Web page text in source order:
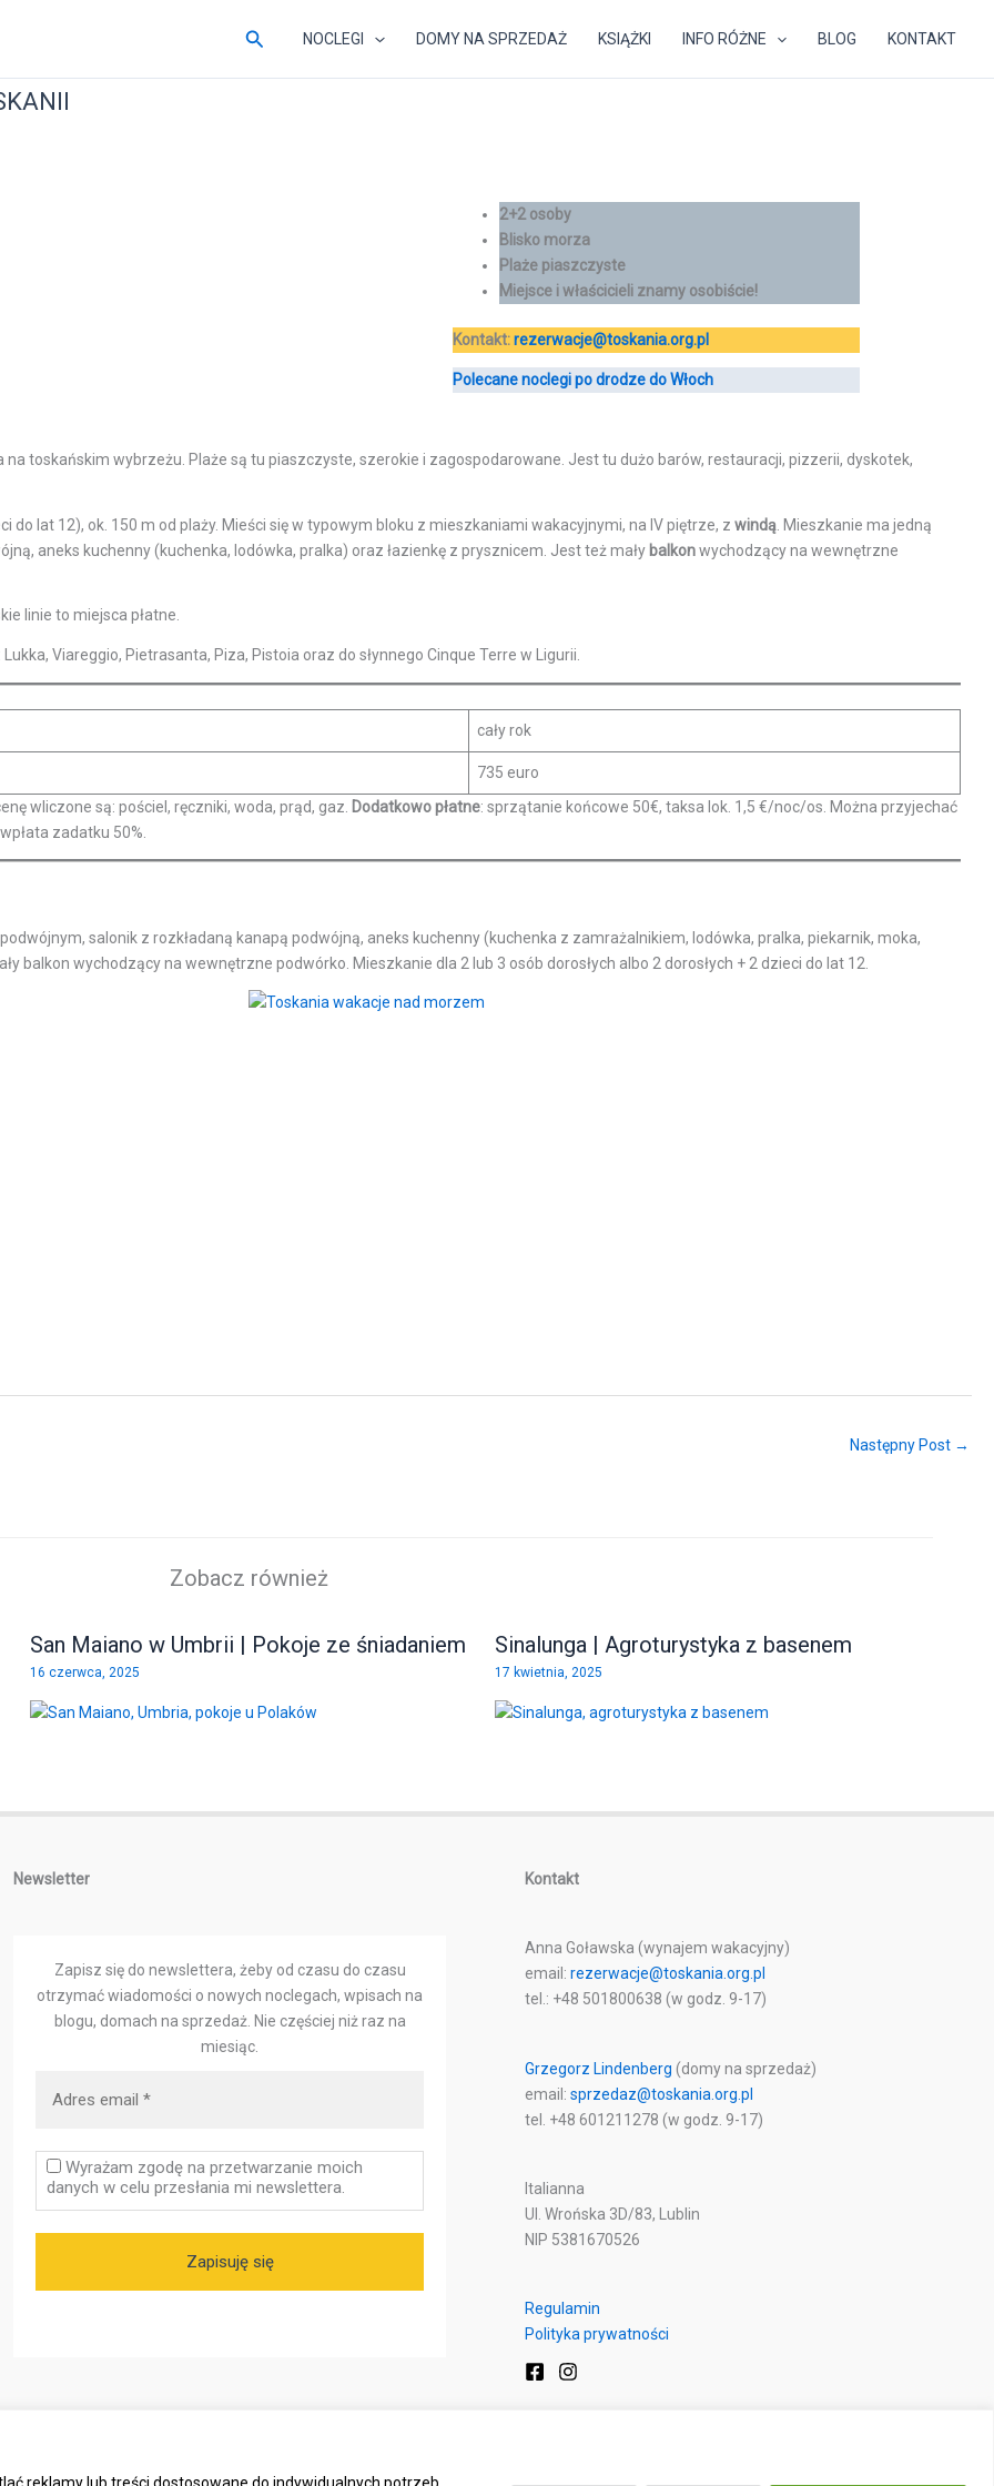
reklamy lub treści dostosowane do indywidualnych potrzeb
SzukajNOCLEGI DOMY NA SPRZEDAŻ KSIĄŻKI INFO RÓŻNE BLOG KONTAKT
2+2 osoby
Blisko morza
Plaże piaszczyste
Miejsce i właścicieli znamy osobiście!
Kontakt:rezerwacje@toskania.org.pl
Polecane noclegi po drodze do Włoch
toskańskim wybrzeżu. Plaże są tu piaszczyste, szerokie i zagospodarowane. Jest tu dużo barów, restauracji, pizzerii, dyskotek,
do lat 12), ok. 150 m od plaży. Mieści się w typowym bloku z mieszkaniami wakacyjnymi, na IV piętrze, z windą . Mieszkanie ma jedną
aneks kuchenny (kuchenka, lodówka, pralka) oraz łazienkę z prysznicem. Jest też mały balkonwychodzący na wewnętrzne
linie to miejsca płatne.
Viareggio, Pietrasanta, Piza, Pistoia oraz do słynnego Cinque Terre w Ligurii.
cały rok
735 euro
wliczone są: pościel, ręczniki, woda, prąd, gaz. Dodatkowo płatne: sprzątanie końcowe 50€, taksa lok. 1,5 €/noc/os. Można przyjechać
zadatku 50%.
salonik z rozkładaną kanapą podwójną, aneks kuchenny (kuchenka z zamrażalnikiem, lodówka, pralka, piekarnik, moka,
balkon wychodzący na wewnętrzne podwórko. Mieszkanie dla 2 lub 3 osób dorosłych albo 2 dorosłych + 2 dzieci do lat 12.
Następny Post →
Zobacz również
San Maiano w Umbrii | Pokoje ze śniadaniem
16 czerwca, 2025
Sinalunga | Agroturystyka z basenem
17 kwietnia, 2025
Newsletter
Zapisz się do newslettera, żeby od czasu do czasu
otrzymać wiadomości o nowych noclegach, wpisach na
blogu, domach na sprzedaż. Nie częściej niż raz na
miesiąc.
Wyrażam zgodę na przetwarzanie moich
danych w celu przesłania mi newslettera.
Kontakt
Anna Goławska (wynajem wakacyjny)
email: rezerwacje@toskania.org.pl
tel.: +48 501800638 (w godz. 9-17)
Grzegorz Lindenberg (domy na sprzedaż)
email: sprzedaz@toskania.org.pl
tel. +48 601211278 (w godz. 9-17)
Italianna
Ul. Wrońska 3D/83, Lublin
NIP 5381670526
Regulamin
Polityka prywatności